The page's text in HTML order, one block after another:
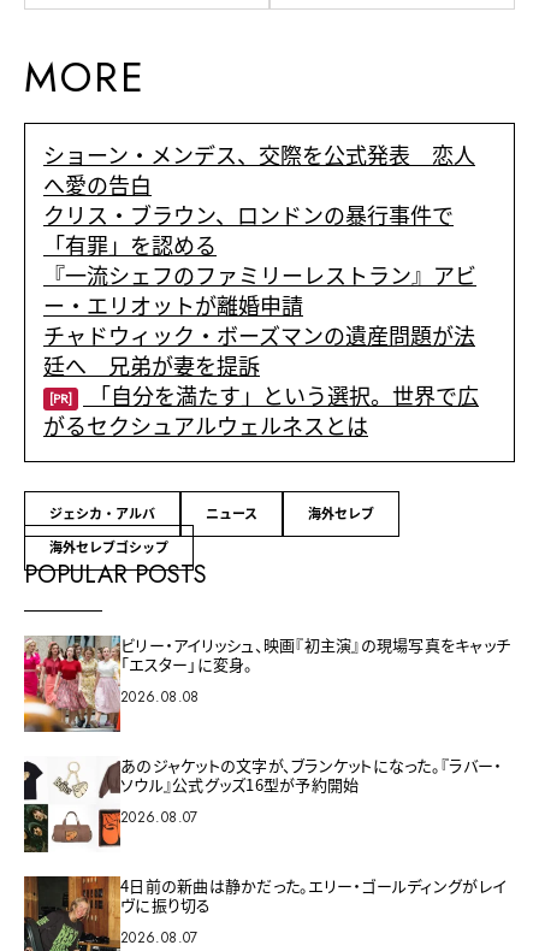
MORE
ショーン・メンデス、交際を公式発表 恋人
へ愛の告白
クリス・ブラウン、ロンドンの暴行事件で
「有罪」を認める
『一流シェフのファミリーレストラン』アビ
ー・エリオットが離婚申請
チャドウィック・ボーズマンの遺産問題が法
廷へ 兄弟が妻を提訴
[PR]
「自分を満たす」という選択。世界で広
がるセクシュアルウェルネスとは
ジェシカ・アルバ ニュース
海外セレブ
海外セレブゴシップ
POPULAR POSTS
ビリー・アイリッシュ、映画『初主演』の現場写真をキャッチ
「エスター」に変身。
2026.08.08
あのジャケットの文字が、ブランケットになった。『ラバー・
ソウル』公式グッズ16型が予約開始
2026.08.07
4日前の新曲は静かだった。エリー・ゴールディングがレイ
ヴに振り切る
2026.08.07